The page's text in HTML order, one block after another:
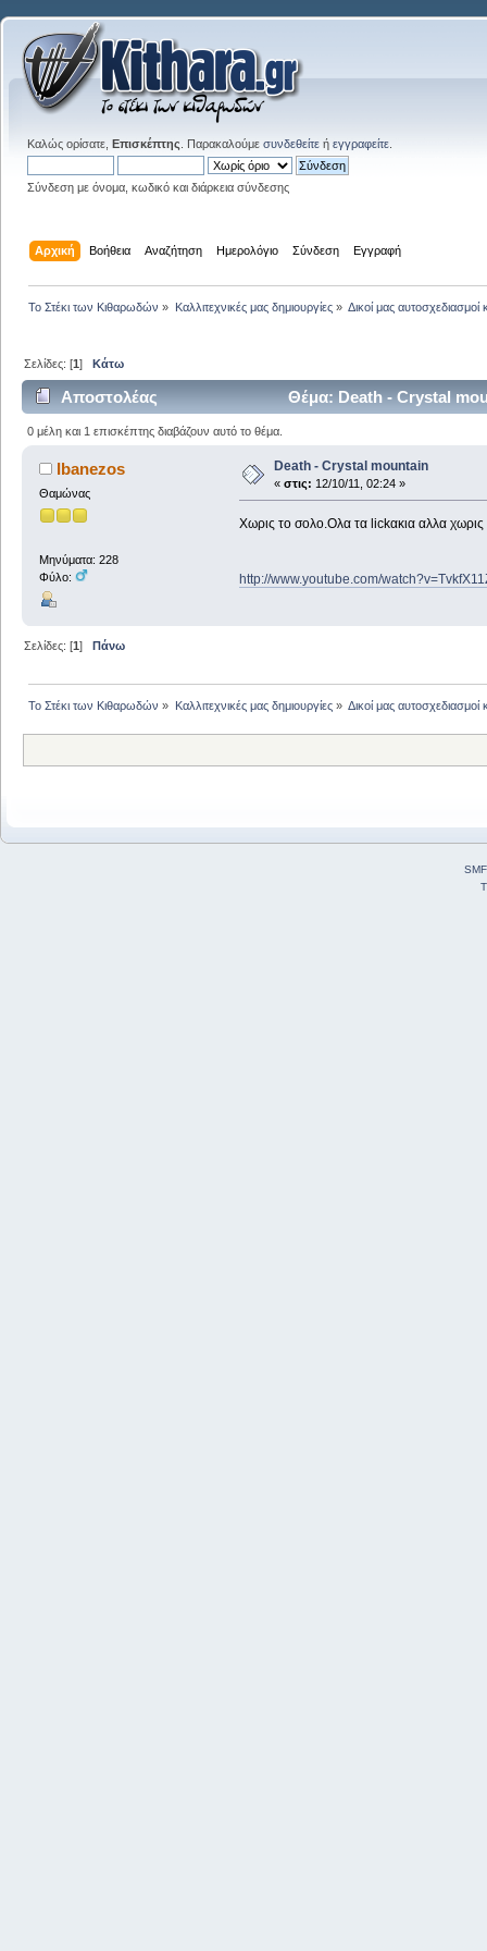
Καλώς ορίσατε, Επισκέπτης . Παρακαλούμε συνδεθείτε ή εγγραφείτε
Σύνδεση με όνομα, κωδικό και διάρκεια σύνδεσης
Αρχική Βοήθεια Αναζήτηση Ημερολόγιο Σύνδεση Εγγραφή
Το Στέκι των Κιθαρωδών » Καλλιτεχνικές μας δημιουργίες» Δικοί μας αυτοσχεδιασμοί
Σελίδες: [1]Κάτω
Αποστολέας Θέμα: Death - Crystal
0 μέλη και 1 επισκέπτης διαβάζουν αυτό το θέμα.
Ibanezos
Θαμώνας
Μηνύματα: 228
Φύλο:
Death - Crystal mountain
« στις: 12/10/11, 02:24 »
Χωρις το σολο.Ολα τα lickακια αλλα χωρις
http://www.youtube.com/
Σελίδες: [1]Πάνω
Το Στέκι των Κιθαρωδών » Καλλιτεχνικές μας δημιουργίες» Δικοί μας αυτοσχεδιασμοί